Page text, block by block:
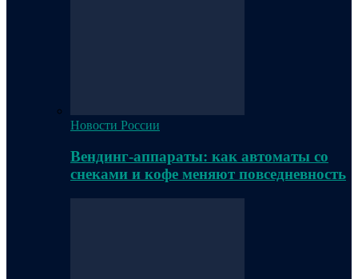
Новости России
Вендинг-аппараты: как автоматы со
снеками и кофе меняют повседневность